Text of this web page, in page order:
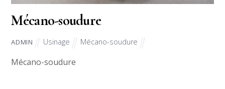
Mécano-soudure
ADMIN Usinage Mécano-soudure
Mécano-soudure